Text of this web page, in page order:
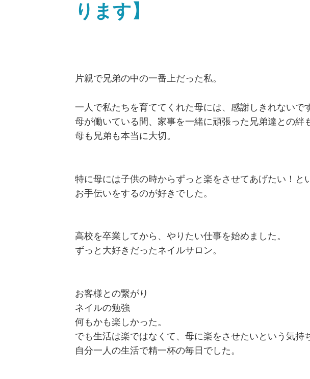
ります】
片親で兄弟の中の一番上だった私。
一人で私たちを育ててくれた母には、感謝しきれないで
母が働いている間、家事を一緒に頑張った兄弟達との絆
母も兄弟も本当に大切。
特に母には子供の時からずっと楽をさせてあげたい！と
お手伝いをするのが好きでした。
高校を卒業してから、やりたい仕事を始めました。
ずっと大好きだったネイルサロン。
お客様との繋がり
ネイルの勉強
何もかも楽しかった。
でも生活は楽ではなくて、母に楽をさせたいという気持
自分一人の生活で精一杯の毎日でした。